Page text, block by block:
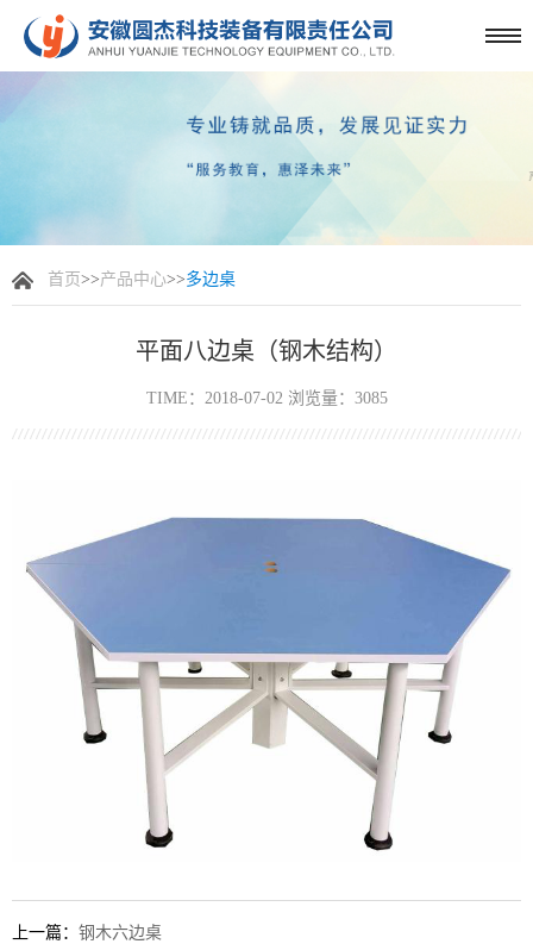
首页>>产品中心>>多边桌
平面八边桌（钢木结构）
TIME：2018-07-02 浏览量：3085
上一篇： 钢木六边桌